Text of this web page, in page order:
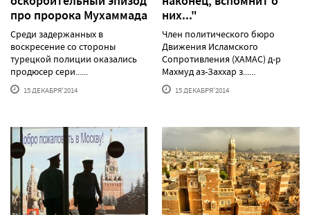
про пророка Мухаммада
Среди задержанных в
воскресение со стороны
турецкой полиции оказались
продюсер сери......
15 ДЕКАБРЯ'2014
них..."
Член политического бюро
Движения Исламского
Сопротивления (ХАМАС) д-р
Махмуд аз-Заххар з......
15 ДЕКАБРЯ'2014